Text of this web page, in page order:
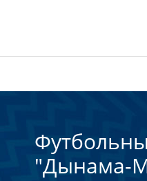
"Дынама-